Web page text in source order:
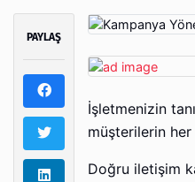
PAYLAŞ
İşletmenizin
müşterilerin
Doğru iletişim